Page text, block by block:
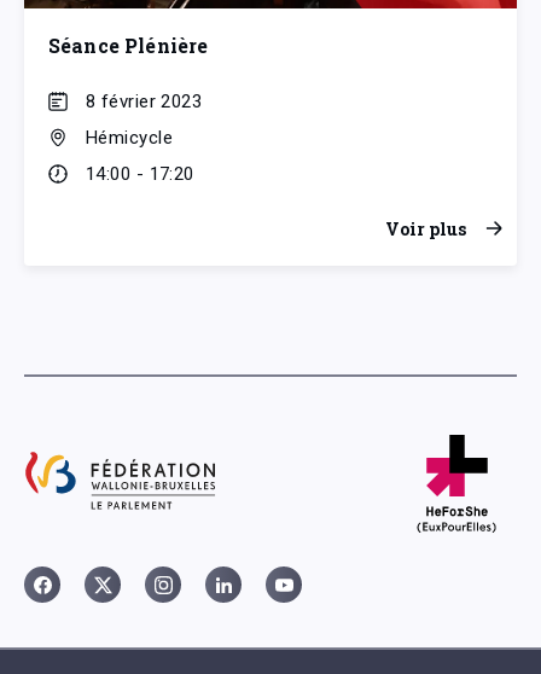
Séance Plénière
8 février 2023
Hémicycle
14:00 - 17:20
Voir plus